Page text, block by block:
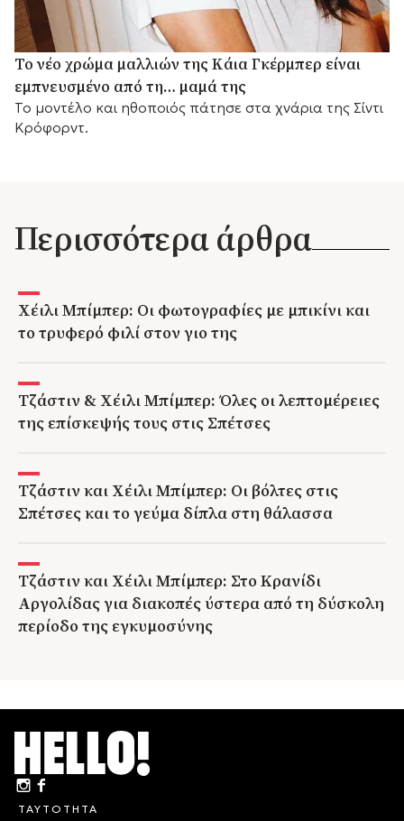
Το νέο χρώμα μαλλιών της Κάια Γκέρμπερ είναι
εμπνευσμένο από τη… μαμά της
Το μοντέλο και ηθοποιός πάτησε στα χνάρια της Σίντι
Κρόφορντ.
Περισσότερα άρθρα
Χέιλι Μπίμπερ: Οι φωτογραφίες με μπικίνι και
το τρυφερό φιλί στον γιο της
Τζάστιν & Χέιλι Μπίμπερ: Όλες οι λεπτομέρειες
της επίσκεψής τους στις Σπέτσες
Τζάστιν και Χέιλι Μπίμπερ: Οι βόλτες στις
Σπέτσες και το γεύμα δίπλα στη θάλασσα
Τζάστιν και Χέιλι Μπίμπερ: Στο Κρανίδι
Αργολίδας για διακοπές ύστερα από τη δύσκολη
περίοδο της εγκυμοσύνης
ΤΑΥΤΟΤΗΤΑ